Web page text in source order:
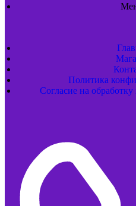
Политика
Согласие на